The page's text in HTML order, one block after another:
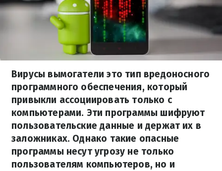
Вирусы вымогатели это тип вредоносного
программного обеспечения, который
привыкли ассоциировать только с
компьютерами. Эти программы шифруют
пользовательские данные и держат их в
заложниках. Однако такие опасные
программы несут угрозу не только
пользователям компьютеров, но и